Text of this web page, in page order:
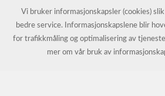
© Braco AS |Design&
Vi bruker informasjonskapsler (cookies)
bedre service. Informasjonskapslene blir
for trafikkmåling og optimalisering av
mer om vår bruk av